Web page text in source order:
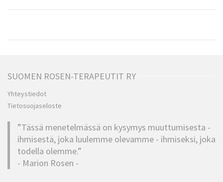
SUOMEN ROSEN-TERAPEUTIT RY
Yhteystiedot
Tietosuojaseloste
”Tässä menetelmässä on kysymys muuttumisesta -
ihmisestä, joka luulemme olevamme - ihmiseksi, joka
todella olemme.”
- Marion Rosen -